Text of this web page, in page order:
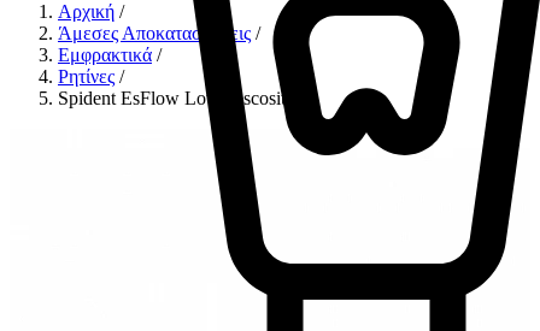
Αρχική /
Άμεσες Αποκαταστάσεις /
Εμφρακτικά /
Ρητίνες /
Spident EsFlow Low Viscosity